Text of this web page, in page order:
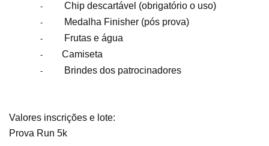
- Chip descartável (obrigatório o uso)
- Medalha Finisher (pós prova)
- Frutas e água
- Camiseta
- Brindes dos patrocinadores
Valores inscrições e lote:
Prova Run 5k